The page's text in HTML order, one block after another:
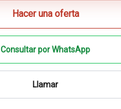
Hacer una oferta
Consultar por WhatsApp
Llamar